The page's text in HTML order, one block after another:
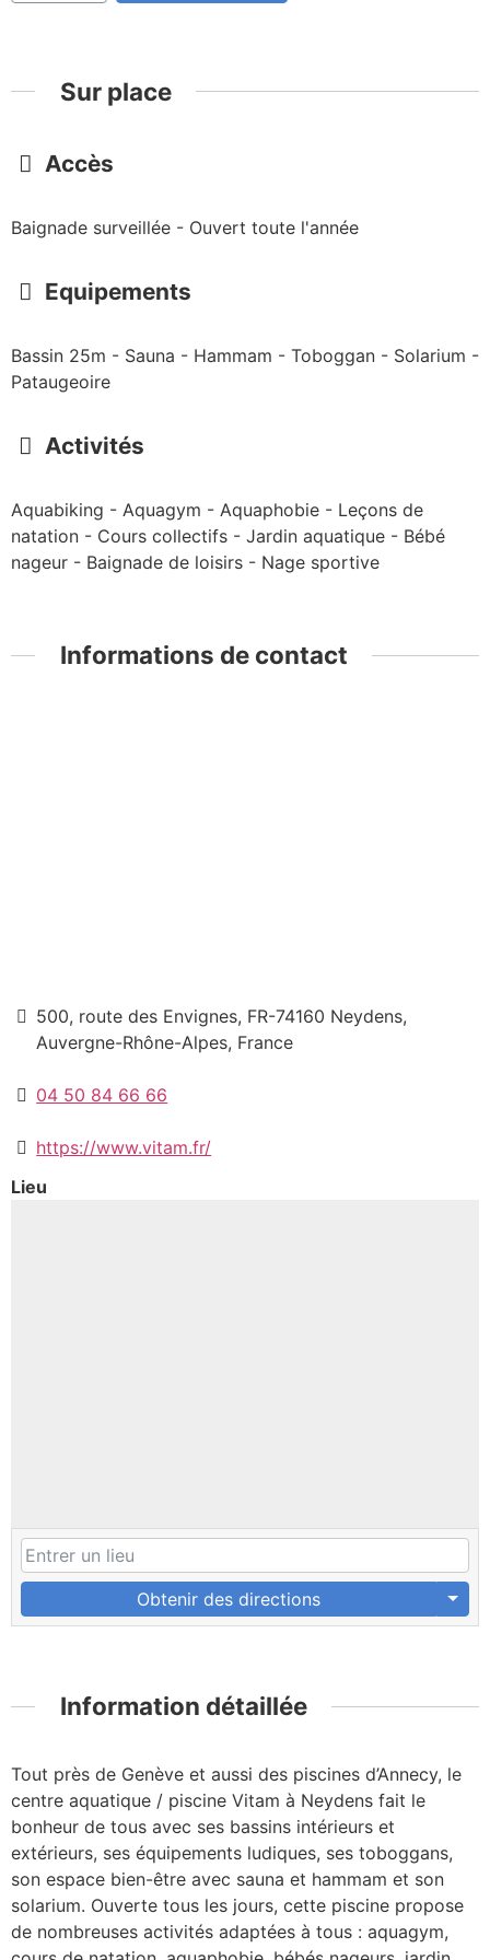
Sur place
Accès
Baignade surveillée - Ouvert toute l'année
Equipements
Bassin 25m - Sauna - Hammam - Toboggan - Solarium -
Pataugeoire
Activités
Aquabiking - Aquagym - Aquaphobie - Leçons de
natation - Cours collectifs - Jardin aquatique - Bébé
nageur - Baignade de loisirs - Nage sportive
Informations de contact
500, route des Envignes, FR-74160 Neydens,
Auvergne-Rhône-Alpes, France
04 50 84 66 66
https://www.vitam.fr/
Lieu
Obtenir des directions
Information détaillée
Tout près de Genève et aussi des piscines d’Annecy, le
centre aquatique / piscine Vitam à Neydens fait le
bonheur de tous avec ses bassins intérieurs et
extérieurs, ses équipements ludiques, ses toboggans,
son espace bien-être avec sauna et hammam et son
solarium. Ouverte tous les jours, cette piscine propose
de nombreuses activités adaptées à tous : aquagym,